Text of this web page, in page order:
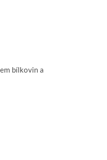
bílkovin a